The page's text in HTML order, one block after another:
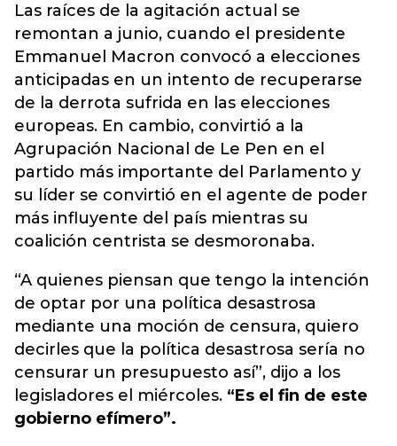
Las raíces de la agitación actual se
remontan a junio, cuando el presidente
Emmanuel Macron convocó a elecciones
anticipadas en un intento de recuperarse
de la derrota sufrida en las elecciones
europeas. En cambio, convirtió a la
Agrupación Nacional de Le Pen en el
partido más importante del Parlamento y
su líder se convirtió en el agente de poder
más influyente del país mientras su
coalición centrista se desmoronaba.
“A quienes piensan que tengo la intención
de optar por una política desastrosa
mediante una moción de censura, quiero
decirles que la política desastrosa sería no
censurar un presupuesto así”, dijo a los
legisladores el miércoles. “Es el fin de este
gobierno efímero”.